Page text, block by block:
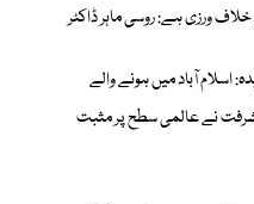
ورزی ہے: روسی ماہر ڈاکٹر
اسلام آباد میں ہونے والے
نے عالمی سطح پر مثبت